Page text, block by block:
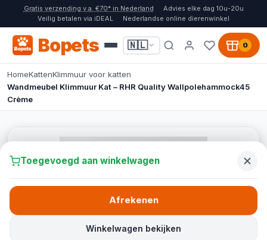
Gratis verzending v.a. €70* in Nederland
Advies elke dag 10u-20u
Veilig betalen via iDEAL
Nederlandse online dierenwinkel
Bopets 🇳🇱 0
HomeKattenKlimmuur voor katten
Wandmeubel Klimmuur Kat – RHR Quality Wallpolehammock45
Crème
Toegevoegd aan winkelwagen
Winkelwagen bekijken
Afrekenen